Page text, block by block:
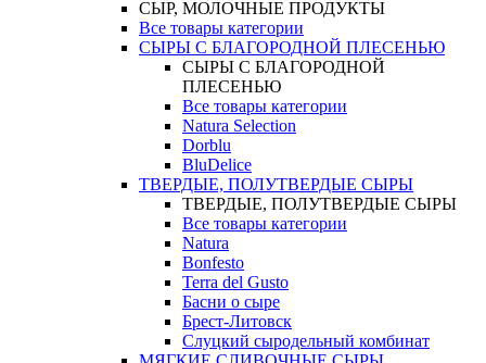
СЫР, МОЛОЧНЫЕ ПРОДУКТЫ
Все товары категории
СЫРЫ С БЛАГОРОДНОЙ ПЛЕСЕНЬЮ
СЫРЫ С БЛАГОРОДНОЙ
ПЛЕСЕНЬЮ
Все товары категории
Natura Selection
Dorblu
BluDelice
ТВЕРДЫЕ, ПОЛУТВЕРДЫЕ СЫРЫ
ТВЕРДЫЕ, ПОЛУТВЕРДЫЕ СЫРЫ
Все товары категории
Natura
Bonfesto
Terra del Gusto
Басни о сыре
Брест-Литовск
Слуцкий сыродельный комбинат